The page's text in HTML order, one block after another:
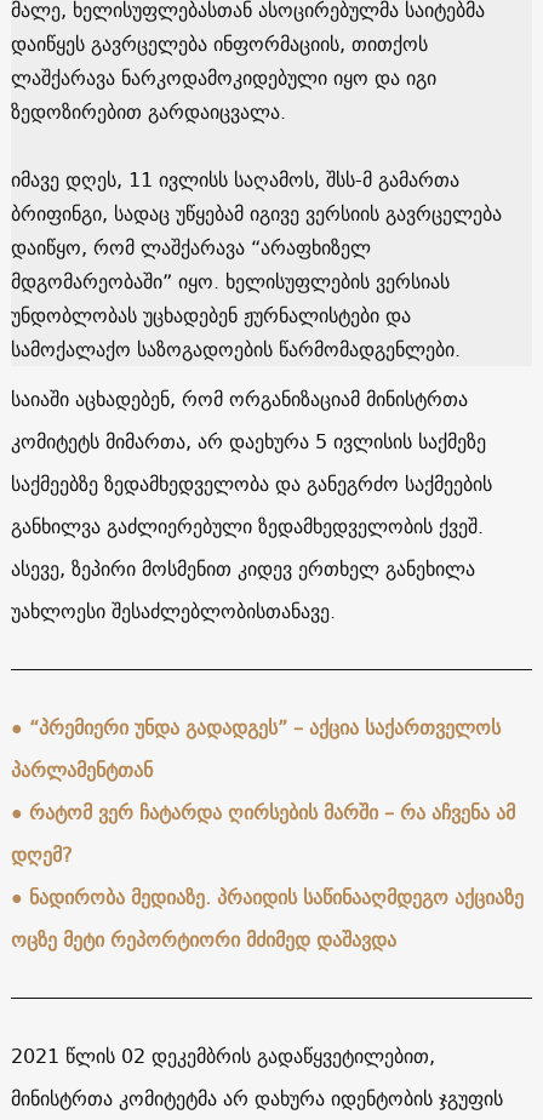
მალე, ხელისუფლებასთან ასოცირებულმა საიტებმა
დაიწყეს გავრცელება ინფორმაციის, თითქოს
ლაშქარავა ნარკოდამოკიდებული იყო და იგი
ზედოზირებით გარდაიცვალა.
იმავე დღეს, 11 ივლისს საღამოს, შსს-მ გამართა
ბრიფინგი, სადაც უწყებამ იგივე ვერსიის გავრცელება
დაიწყო, რომ ლაშქარავა “არაფხიზელ
მდგომარეობაში” იყო. ხელისუფლების ვერსიას
უნდობლობას უცხადებენ ჟურნალისტები და
სამოქალაქო საზოგადოების წარმომადგენლები.
საიაში აცხადებენ, რომ ორგანიზაციამ მინისტრთა
კომიტეტს მიმართა, არ დაეხურა 5 ივლისის საქმეზე
საქმეებზე ზედამხედველობა და განეგრძო საქმეების
განხილვა გაძლიერებული ზედამხედველობის ქვეშ.
ასევე, ზეპირი მოსმენით კიდევ ერთხელ განეხილა
უახლოესი შესაძლებლობისთანავე.
● “პრემიერი უნდა გადადგეს” – აქცია საქართველოს
პარლამენტთან
● რატომ ვერ ჩატარდა ღირსების მარში – რა აჩვენა ამ
დღემ?
● ნადირობა მედიაზე. პრაიდის საწინააღმდეგო აქციაზე
ოცზე მეტი რეპორტიორი მძიმედ დაშავდა
2021 წლის 02 დეკემბრის გადაწყვეტილებით,
მინისტრთა კომიტეტმა არ დახურა იდენტობის ჯგუფის